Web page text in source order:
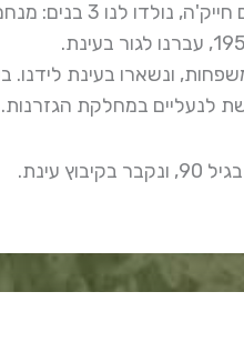
ונשארו בעינת
לנעליים במחלקת הגזרנות.